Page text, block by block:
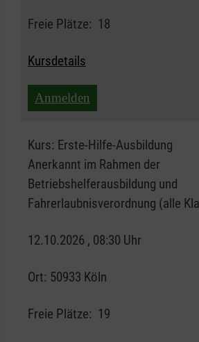
Freie Plätze: 18
Kursdetails
Anmelden
Kurs: Erste-Hilfe-Ausbildung
Anerkannt im Rahmen der
Betriebshelferausbildung und
Fahrerlaubnisverordnung (alle
12.10.2026 , 08:30 Uhr
Ort: 50933 Köln
Freie Plätze: 19